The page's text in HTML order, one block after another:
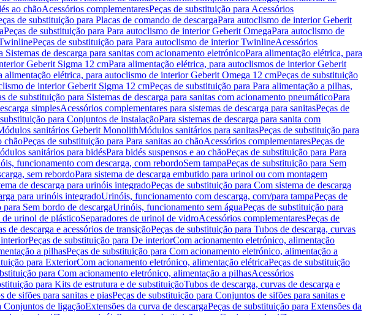
ao chãoAcessórios complementaresPeças de substituição para Acessórios
de substituição para Placas de comando de descargaPara autoclismo de interior Geberit
Peças de substituição para Para autoclismo de interior Geberit OmegaPara autoclismo de
Peças de substituição para Para autoclismo de interior TwinlineAcessórios
Sistemas de descarga para sanitas com acionamento eletrónicoPara alimentação elétrica, para
Geberit Sigma 12 cmPara alimentação elétrica, para autoclismos de interior Geberit
alimentação elétrica, para autoclismo de interior Geberit Omega 12 cmPeças de substituição
de interior Geberit Sigma 12 cmPeças de substituição para Para alimentação a pilhas,
de substituição para Sistemas de descarga para sanitas com acionamento pneumáticoPara
simplesAcessórios complementares para sistemas de descarga para sanitasPeças de
para Conjuntos de instalaçãoPara sistemas de descarga para sanita com
sanitários Geberit MonolithMódulos sanitários para sanitasPeças de substituição para
chãoPeças de substituição para Para sanitas ao chãoAcessórios complementaresPeças de
sanitários para bidésPara bidés suspensos e ao chãoPeças de substituição para Para
funcionamento com descarga, com rebordoSem tampaPeças de substituição para Sem
sem rebordoPara sistema de descarga embutido para urinol ou com montagem
de descarga para urinóis integradoPeças de substituição para Com sistema de descarga
para urinóis integradoUrinóis, funcionamento com descarga, com/para tampaPeças de
para Sem bordo de descargaUrinóis, funcionamento sem águaPeças de substituição para
de urinol de plásticoSeparadores de urinol de vidroAcessórios complementaresPeças de
de descarga e acessórios de transiçãoPeças de substituição para Tubos de descarga, curvas
Peças de substituição para De interiorCom acionamento eletrónico, alimentação
a pilhasPeças de substituição para Com acionamento eletrónico, alimentação a
para ExteriorCom acionamento eletrónico, alimentação elétricaPeças de substituição
para Com acionamento eletrónico, alimentação a pilhasAcessórios
para Kits de estrutura e de substituiçãoTubos de descarga, curvas de descarga e
de sifões para sanitas e piasPeças de substituição para Conjuntos de sifões para sanitas e
Conjuntos de ligaçãoExtensões da curva de descargaPeças de substituição para Extensões da